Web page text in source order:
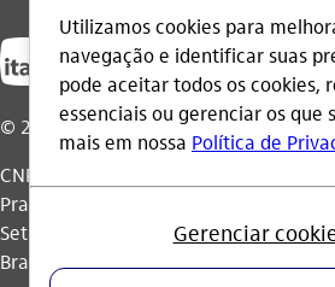
© 2026 Itaú Unibanco Holding S.A.
CNPJ: 60.872.504/0001-23
Praça Alfredo Egydio de Souza Aranha,
Setubal, Parque Jabaquara - CEP
Brasil.